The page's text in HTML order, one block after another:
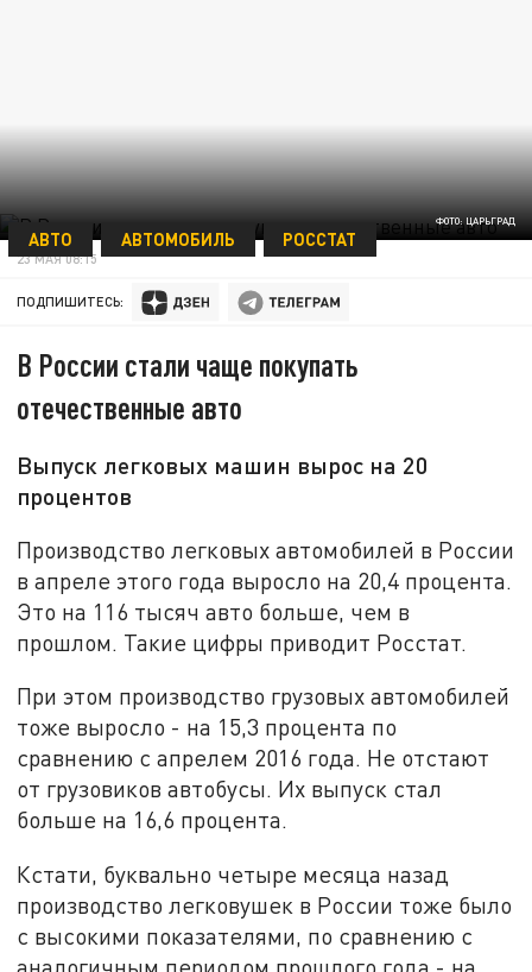
ФОТО: ЦАРЬГРАД
АВТО АВТОМОБИЛЬ РОССТАТ
23 МАЯ 08:15
ПОДПИШИТЕСЬ:
В России стали чаще покупать
отечественные авто
Выпуск легковых машин вырос на 20
процентов
Производство легковых автомобилей в России
в апреле этого года выросло на 20,4 процента.
Это на 116 тысяч авто больше, чем в
прошлом. Такие цифры приводит Росстат.
При этом производство грузовых автомобилей
тоже выросло - на 15,3 процента по
сравнению с апрелем 2016 года. Не отстают
от грузовиков автобусы. Их выпуск стал
больше на 16,6 процента.
Кстати, буквально четыре месяца назад
производство легковушек в России тоже было
с высокими показателями, по сравнению с